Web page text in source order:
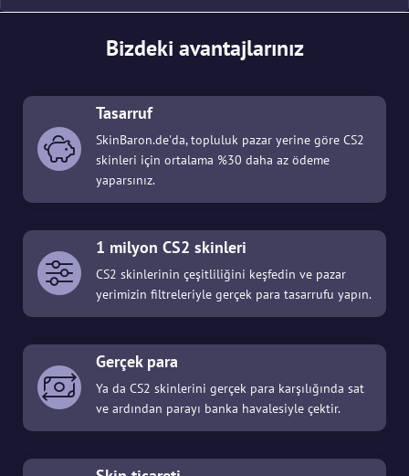
Bizdeki avantajlarınız
Tasarruf
SkinBaron.de'da, topluluk pazar yerine göre CS2
skinleri için ortalama %30 daha az ödeme
yaparsınız.
1 milyon CS2 skinleri
CS2 skinlerinin çeşitliliğini keşfedin ve pazar
yerimizin filtreleriyle gerçek para tasarrufu yapın.
Gerçek para
Ya da CS2 skinlerini gerçek para karşılığında sat
ve ardından parayı banka havalesiyle çektir.